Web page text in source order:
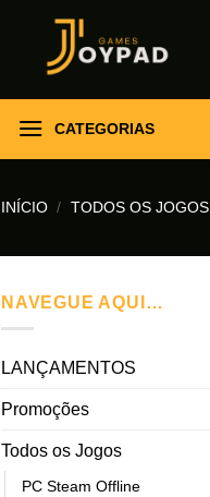
CATEGORIAS
INÍCIO / TODOS OS JOGOS
NAVEGUE AQUI…
LANÇAMENTOS
Promoções
Todos os Jogos
PC Steam Offline